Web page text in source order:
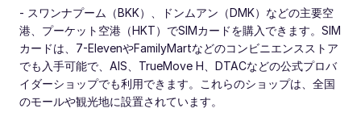
- スワンナプーム（BKK）、ドンムアン（DMK）などの主要空
港、プーケット空港（HKT）でSIMカードを購入できます。SIM
カードは、7-ElevenやFamilyMartなどのコンビニエンスストア
でも入手可能で、AIS、TrueMove H、DTACなどの公式プロバ
イダーショップでも利用できます。これらのショップは、全国
のモールや観光地に設置されています。